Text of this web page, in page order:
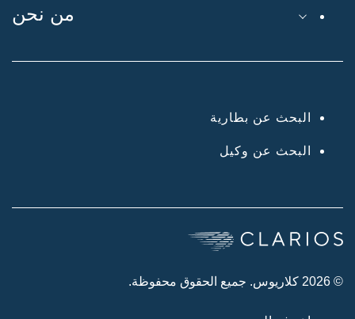
من نحن
البحث عن بطارية
البحث عن وكيل
© 2026 كلاريوس. جميع الحقوق محفوظة.